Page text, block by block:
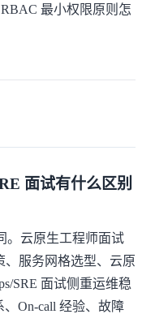
最小权限原则怎
面试有什么区别
。云原生工程师面试
服务网格选型、云原
SRE 面试侧重运维稳
On-call 经验、故障